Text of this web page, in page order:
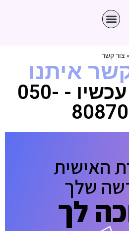
» צור קשר
איתנו
התקשרו עכשיו - 050-
האישית
שלך
לך